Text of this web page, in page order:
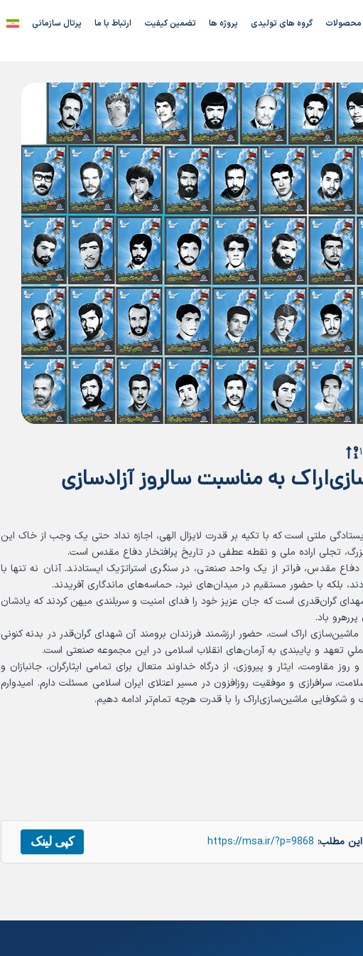
محصولات گروه های تولیدی پروژه ها تضمین کیفیت ارتباط با ما پرتال سازمانی
به مناسبت سالروز آزادسازی
ملتی است که با تکیه بر قدرت لایزال الهی، اجازه نداد حتی یک وجب از خاک این
تجلی اراده ملی و نقطه عطفی در تاریخ پرافتخار دفاع مقدس است.
مقدس، فراتر از یک واحد صنعتی، در سنگری استراتژیک ایستادند. آنان نه تنها با
بلکه با حضور مستقیم در میدان‌های نبرد، حماسه‌های ماندگاری آفریدند.
گران‌قدری است که جان عزیز خود را فدای امنیت و سربلندی میهن کردند که یادشان
باد.
ماشین‌سازی اراک است، حضور ارزشمند فرزندان برومند آن شهدای گران‌قدر در بدنه کنونی
تعهد و پایبندی به آرمان‌های انقلاب اسلامی در این مجموعه صنعتی است.
مقاومت، ایثار و پیروزی، از درگاه خداوند متعال برای تمامی ایثارگران، جانبازان و
سرافرازی و موفقیت روزافزون در مسیر اعتلای ایران اسلامی مسئلت دارم. امیدوارم
شکوفایی ماشین‌سازی‌اراک را با قدرت هرچه تمام‌تر ادامه دهیم.
این مطلب: https://msa.ir/?p=9868 کپی لینک